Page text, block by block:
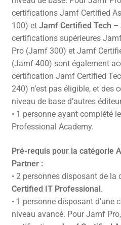
certifications Jamf Certified
100) et Jamf Certified Tech –
certifications supérieures
Pro (Jamf 300) et Jamf
(Jamf 400) sont également
certification Jamf Certified
240) n’est pas éligible, et des
niveau de base d’autres
• 1 personne ayant complété
Professional Academy.
Pré-requis pour la catégorie
Partner :
• 2 personnes disposant de la
Certified IT Professional.
• 1 personne disposant d’une
niveau avancé. Pour Jamf